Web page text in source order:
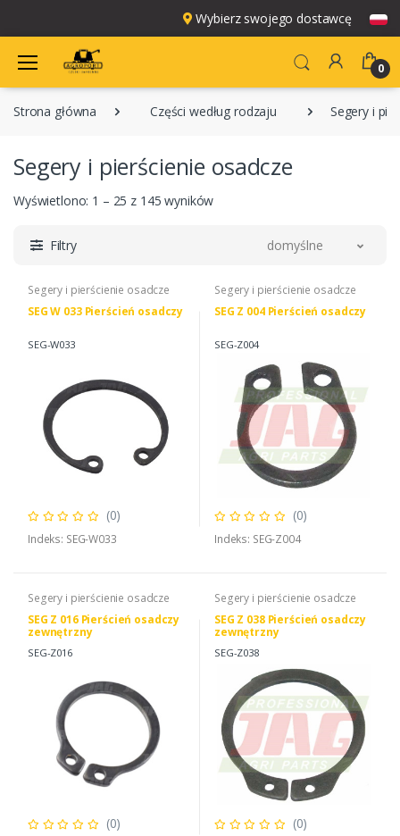
Wybierz swojego dostawcę
0
Strona główna Części według rodzaju Segery i
Segery i pierścienie osadcze
Wyświetlono: 1 – 25 z 145 wyników
Filtry domyślne
Segery i pierścienie osadcze
SEG W 033 Pierścień osadczy
SEG-W033
(0)
Indeks: SEG-W033
Segery i pierścienie osadcze
SEG Z 004 Pierścień osadczy
SEG-Z004
(0)
Indeks: SEG-Z004
Segery i pierścienie osadcze
SEG Z 016 Pierścień osadczy
zewnętrzny
SEG-Z016
(0)
Segery i pierścienie osadcze
SEG Z 038 Pierścień osadczy
zewnętrzny
SEG-Z038
(0)